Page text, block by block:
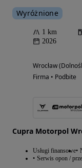
Wyróżnione
1 km
2026
Wrocław
Firma • Podbite
Cupra Motorpol
Usługi finansowe
Serwis opon /